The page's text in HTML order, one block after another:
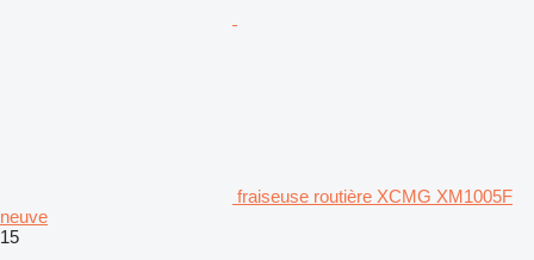
fraiseuse routière XCMG XM1005F
neuve
15